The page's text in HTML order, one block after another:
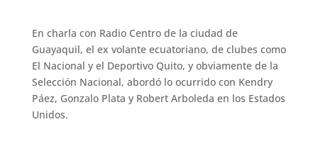
En charla con Radio Centro de la ciudad de
Guayaquil, el ex volante ecuatoriano, de clubes como
El Nacional y el Deportivo Quito, y obviamente de la
Selección Nacional, abordó lo ocurrido con Kendry
Páez, Gonzalo Plata y Robert Arboleda en los Estados
Unidos.